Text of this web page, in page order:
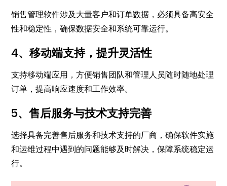
销售管理软件涉及大量客户和订单数据，必须具备高安全
性和稳定性，确保数据安全和系统可靠运行。
4、移动端支持，提升灵活性
支持移动端应用，方便销售团队和管理人员随时随地处理
订单，提高响应速度和工作效率。
5、售后服务与技术支持完善
选择具备完善售后服务和技术支持的厂商，确保软件实施
和运维过程中遇到的问题能够及时解决，保障系统稳定运
行。